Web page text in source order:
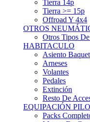
Offroad Y 4x4
OTROS
Otros Tipos De
HABITACULO
Asiento Baquet
Arneses
Volantes
Pedales
Extinción
Resto De
EQUIPACIÓN
Packs
Monos De